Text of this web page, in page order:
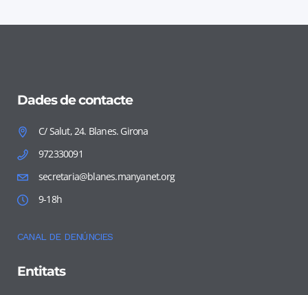
Dades de contacte
C/ Salut, 24. Blanes. Girona
972330091
secretaria@blanes.manyanet.org
9-18h
CANAL DE DENÚNCIES
Entitats